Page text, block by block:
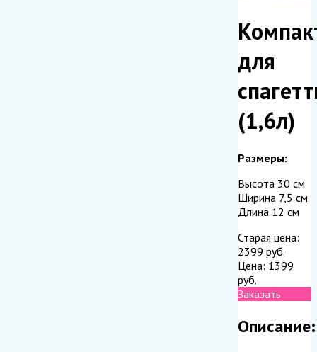
для
(1,6л)
Размеры:
Высота 30 см
Ширина 7,5 см
Длина 12 см
Старая цена:
2399 руб.
Цена: 1399
руб.
Заказать
Описание: